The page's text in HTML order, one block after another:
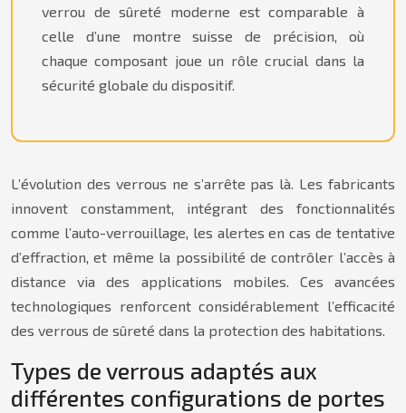
verrou de sûreté moderne est comparable à
celle d’une montre suisse de précision, où
chaque composant joue un rôle crucial dans la
sécurité globale du dispositif.
L’évolution des verrous ne s’arrête pas là. Les fabricants
innovent constamment, intégrant des fonctionnalités
comme l’auto-verrouillage, les alertes en cas de tentative
d’effraction, et même la possibilité de contrôler l’accès à
distance via des applications mobiles. Ces avancées
technologiques renforcent considérablement l’efficacité
des verrous de sûreté dans la protection des habitations.
Types de verrous adaptés aux
différentes configurations de portes